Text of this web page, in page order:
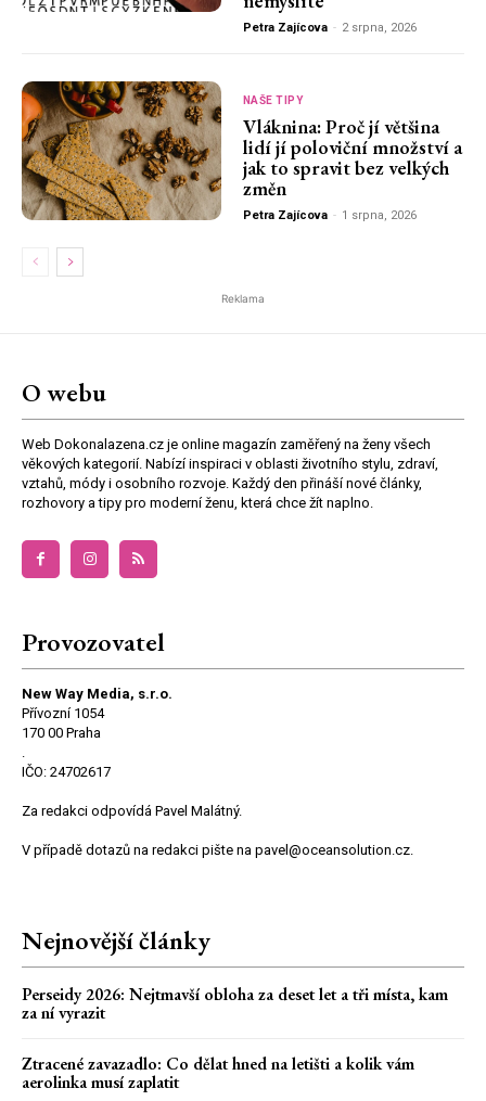
Petra Zajícova - 2 srpna, 2026
NAŠE TIPY
Vláknina: Proč jí většina
lidí jí poloviční množství a
jak to spravit bez velkých
změn
Petra Zajícova - 1 srpna, 2026
Reklama
O webu
Web Dokonalazena.cz je online magazín zaměřený na ženy všech
věkových kategorií. Nabízí inspiraci v oblasti životního stylu, zdraví,
vztahů, módy i osobního rozvoje. Každý den přináší nové články,
rozhovory a tipy pro moderní ženu, která chce žít naplno.
Provozovatel
New Way Media, s.r.o.
Přívozní 1054
170 00 Praha
.
IČO: 24702617
Za redakci odpovídá Pavel Malátný.
V případě dotazů na redakci pište na pavel@oceansolution.cz.
Nejnovější články
Perseidy 2026: Nejtmavší obloha za deset let a tři místa, kam
za ní vyrazit
Ztracené zavazadlo: Co dělat hned na letišti a kolik vám
aerolinka musí zaplatit